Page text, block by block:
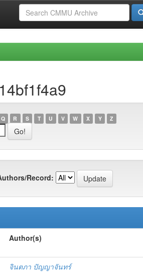
Q R S T U V W X Y Z
Record:
Author(s)
จินตภา ปัญญาจันทร์